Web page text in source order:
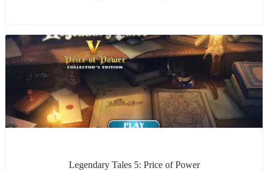
Legendary Tales 5: Price of Power